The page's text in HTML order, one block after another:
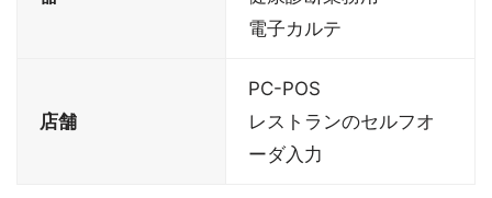
電子カルテ
店舗
PC-POS
レストランのセルフオ
ーダ入力